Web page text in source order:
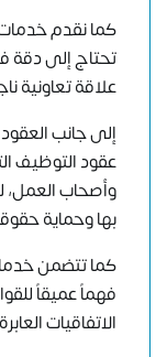
كما نقدم
تحتاج إلى دقة
علاقة تعاونية
إلى جانب العقود
عقود التوظيف
وأصحاب العمل،
بها وحماية
كما تتضمن
فهماً عميقاً
الاتفاقيات